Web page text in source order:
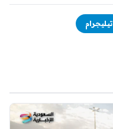
تيليجرام